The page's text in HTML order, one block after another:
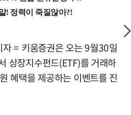
= 키움증권은 오는 9월30일
상장지수펀드(ETF)를 거래하
혜택을 제공하는 이벤트를 진